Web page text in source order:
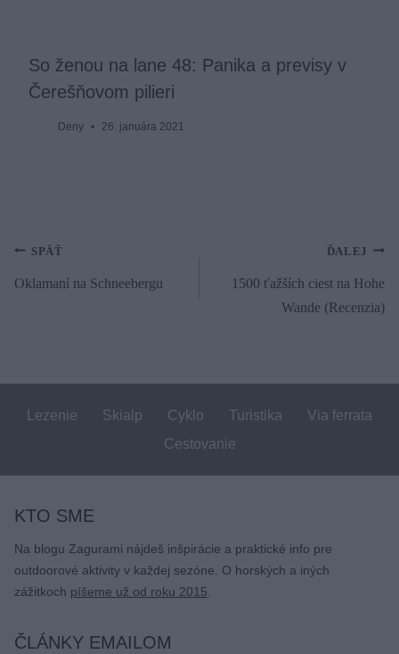
So ženou na lane 48: Panika a previsy v
Čerešňovom pilieri
Deny 26. januára 2021
Navigácia
SPÄŤ
Oklamaní na Schneebergu
ĎALEJ
1500 ťažších ciest na Hohe
Wande (Recenzia)
Lezenie Skialp Cyklo Turistika
Via ferrata
Cestovanie
KTO SME
Na blogu Zagurami nájdeš inšpirácie a praktické info pre
outdoorové aktivity v každej sezóne. O horských a iných
zážitkoch píšeme už od roku 2015.
ČLÁNKY EMAILOM